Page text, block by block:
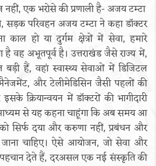
एक भरोसे की प्रणाली है- अजय टम्टा
सड़क परिवहन अजय टम्टा ने कहा डॉक्टर
हो या दुर्गम क्षेत्रों में सेवा, हमारे
है वह अभूतपूर्व है। उत्तराखंड जैसे राज्य में,
बड़ी हैं, वहां स्वास्थ्य सेवाओं में डिजिटल
और टेलीमेडिसिन जैसी पहलों की
क्रियान्वयन में डॉक्टरों की भागीदारी
से यह कहना चाहूंगा कि अब समय आ
सिर्फ दया और करुणा नहीं, प्रबंधन और
चाहिए। ऐसे आयोजन, जो सेवा और
देते हैं, दरअसल एक नई संस्कृति की